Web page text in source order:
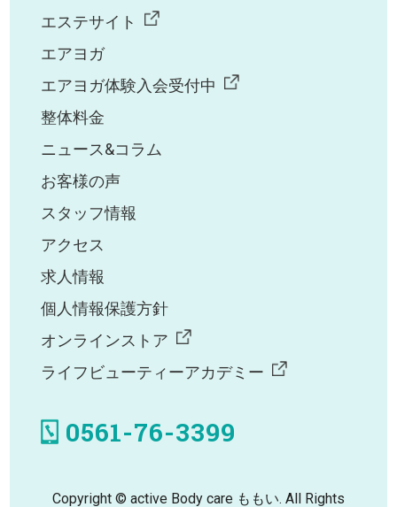
エステサイト
エアヨガ
エアヨガ体験入会受付中
整体料金
ニュース&コラム
お客様の声
スタッフ情報
アクセス
求人情報
個人情報保護方針
オンラインストア
ライフビューティーアカデミー
0561-76-3399
Copyright © active Body care ももい. All Rights